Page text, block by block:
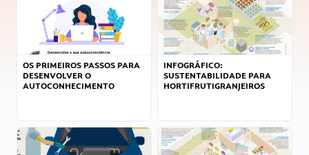
OS PRIMEIROS PASSOS PARA
DESENVOLVER O
AUTOCONHECIMENTO
INFOGRÁFICO:
SUSTENTABILIDADE PARA
HORTIFRUTIGRANJEIROS